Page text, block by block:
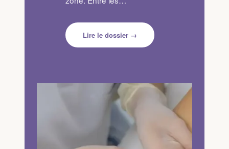
Lire le dossier →